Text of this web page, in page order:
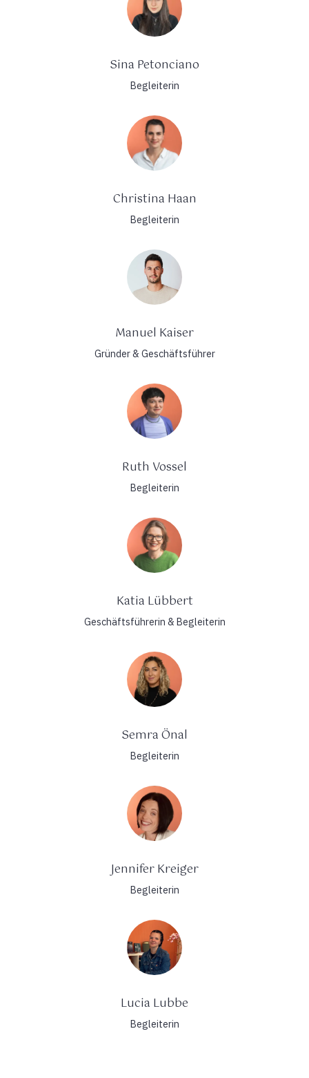
Sina Petonciano
Begleiterin
Christina Haan
Begleiterin
Manuel Kaiser
Gründer & Geschäftsführer
Ruth Vossel
Begleiterin
Katia Lübbert
Geschäftsführerin & Begleiterin
Semra Önal
Begleiterin
Jennifer Kreiger
Begleiterin
Lucia Lubbe
Begleiterin